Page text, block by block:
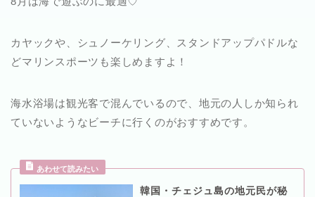
カヤックや、シュノーケリング、スタンドアップパドルな
どマリンスポーツも楽しめますよ！
海水浴場は観光客で混んでいるので、地元の人しか知られ
ていないようなビーチに行くのがおすすめです。
韓国・チェジュ島の地元民が秘